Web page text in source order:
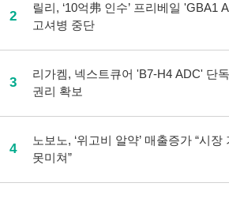
2
릴리, ‘10억弗 인수’ 프리베일 'GBA1
고셔병 중단
3
리가켐, 넥스트큐어 'B7-H4 ADC' 단
권리 확보
4
노보노, ‘위고비 알약’ 매출증가 “시장
못미쳐”